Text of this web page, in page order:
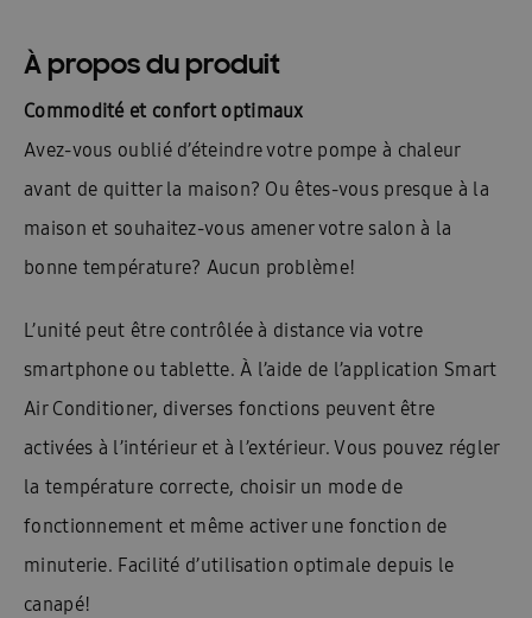
À propos du produit
Commodité et confort optimaux
Avez-vous oublié d’éteindre votre pompe à chaleur
avant de quitter la maison? Ou êtes-vous presque à la
maison et souhaitez-vous amener votre salon à la
bonne température? Aucun problème!
L’unité peut être contrôlée à distance via votre
smartphone ou tablette. À l’aide de l’application Smart
Air Conditioner, diverses fonctions peuvent être
activées à l’intérieur et à l’extérieur. Vous pouvez régler
la température correcte, choisir un mode de
fonctionnement et même activer une fonction de
minuterie. Facilité d’utilisation optimale depuis le
canapé!